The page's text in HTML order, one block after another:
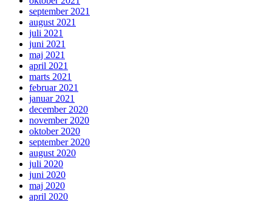
september 2021
august 2021
juli 2021
juni 2021
maj 2021
april 2021
marts 2021
februar 2021
januar 2021
december 2020
november 2020
oktober 2020
september 2020
august 2020
juli 2020
juni 2020
maj 2020
april 2020